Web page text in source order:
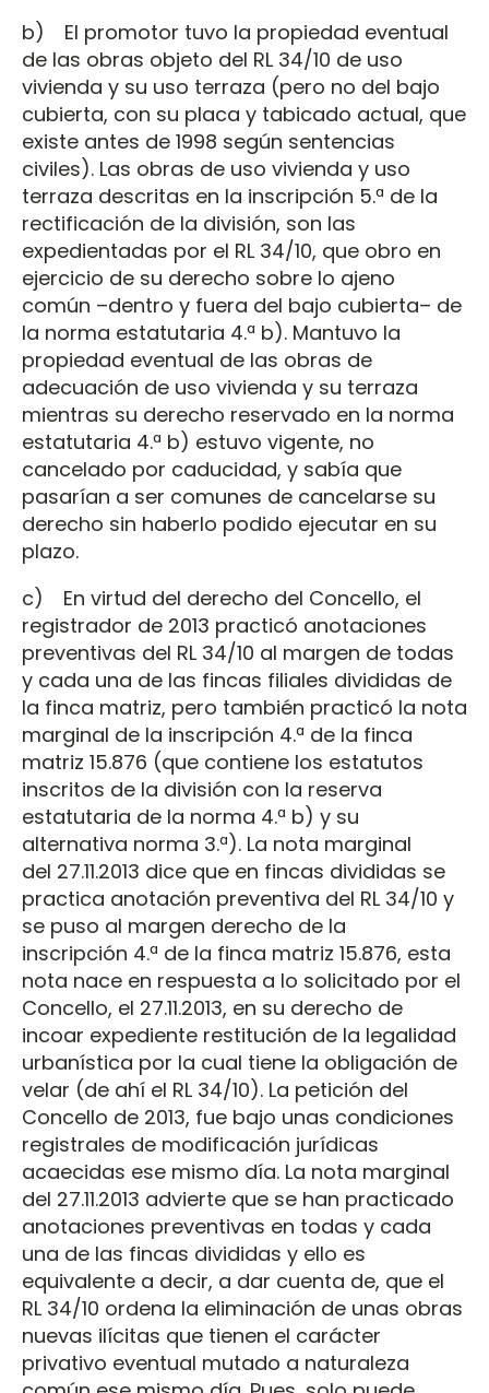
b) El promotor tuvo la propiedad eventual
de las obras objeto del RL 34/10 de uso
vivienda y su uso terraza (pero no del bajo
cubierta, con su placa y tabicado actual, que
existe antes de 1998 según sentencias
civiles). Las obras de uso vivienda y uso
terraza descritas en la inscripción 5.ª de la
rectificación de la división, son las
expedientadas por el RL 34/10, que obro en
ejercicio de su derecho sobre lo ajeno
común –dentro y fuera del bajo cubierta– de
la norma estatutaria 4.ª b). Mantuvo la
propiedad eventual de las obras de
adecuación de uso vivienda y su terraza
mientras su derecho reservado en la norma
estatutaria 4.ª b) estuvo vigente, no
cancelado por caducidad, y sabía que
pasarían a ser comunes de cancelarse su
derecho sin haberlo podido ejecutar en su
plazo.
c) En virtud del derecho del Concello, el
registrador de 2013 practicó anotaciones
preventivas del RL 34/10 al margen de todas
y cada una de las fincas filiales divididas de
la finca matriz, pero también practicó la nota
marginal de la inscripción 4.ª de la finca
matriz 15.876 (que contiene los estatutos
inscritos de la división con la reserva
estatutaria de la norma 4.ª b) y su
alternativa norma 3.ª). La nota marginal
del 27.11.2013 dice que en fincas divididas se
practica anotación preventiva del RL 34/10 y
se puso al margen derecho de la
inscripción 4.ª de la finca matriz 15.876, esta
nota nace en respuesta a lo solicitado por el
Concello, el 27.11.2013, en su derecho de
incoar expediente restitución de la legalidad
urbanística por la cual tiene la obligación de
velar (de ahí el RL 34/10). La petición del
Concello de 2013, fue bajo unas condiciones
registrales de modificación jurídicas
acaecidas ese mismo día. La nota marginal
del 27.11.2013 advierte que se han practicado
anotaciones preventivas en todas y cada
una de las fincas divididas y ello es
equivalente a decir, a dar cuenta de, que el
RL 34/10 ordena la eliminación de unas obras
nuevas ilícitas que tienen el carácter
privativo eventual mutado a naturaleza